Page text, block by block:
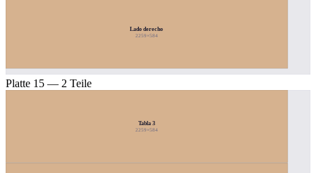
Lado derecho
2259×584
Platte 15 — 2 Teile
Tabla 3
2259×584